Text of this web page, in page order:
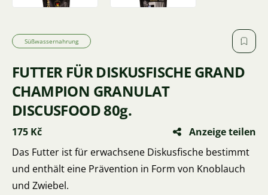
Süßwassernahrung
FUTTER FÜR DISKUSFISCHE GRAND
CHAMPION GRANULAT
DISCUSFOOD 80g.
175 Kč
Anzeige teilen
Das Futter ist für erwachsene Diskusfische bestimmt
und enthält eine Prävention in Form von Knoblauch
und Zwiebel.